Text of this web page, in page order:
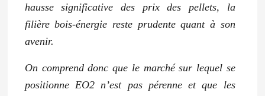
hausse significative des prix des pellets, la
filière bois-énergie reste prudente quant à son
avenir.
On comprend donc que le marché sur lequel se
positionne EO2 n’est pas pérenne et que les